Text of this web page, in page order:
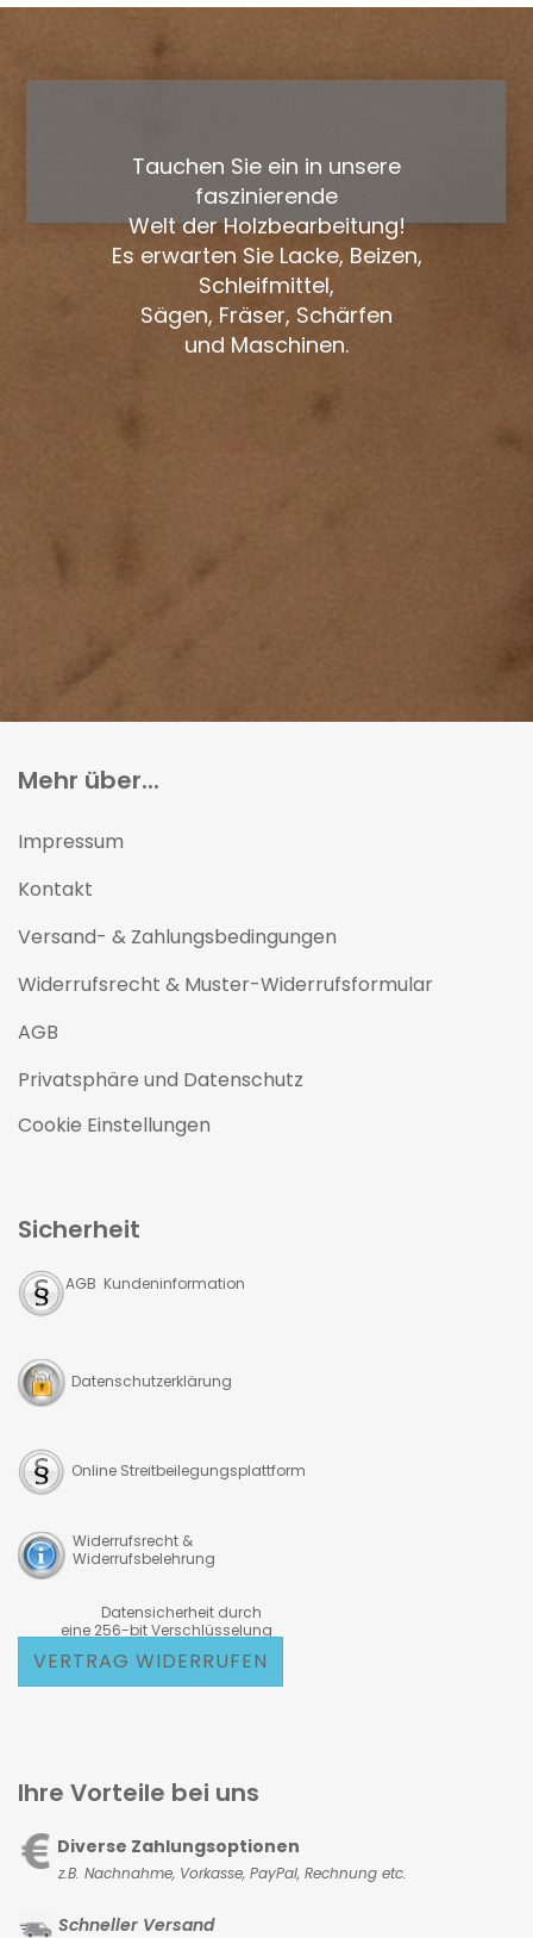
Tauchen Sie ein in unsere
faszinierende
Welt der Holzbearbeitung!
Es erwarten Sie Lacke, Beizen,
Schleifmittel,
Sägen, Fräser, Schärfen
und Maschinen.
Mehr über...
Impressum
Kontakt
Versand- & Zahlungsbedingungen
Widerrufsrecht & Muster-Widerrufsformular
AGB
Privatsphäre und Datenschutz
Cookie Einstellungen
Sicherheit
AGB Kundeninformation
Datenschutzerklärung
Online Streitbeilegungsplattform
Widerrufsrecht &
Widerrufsbelehrung
Datensicherheit durch
eine 256-bit Verschlüsselung
VERTRAG WIDERRUFEN
Ihre Vorteile bei uns
Diverse Zahlungsoptionen
z.B. Nachnahme, Vorkasse, PayPal, Rechnung etc.
Schneller Versand